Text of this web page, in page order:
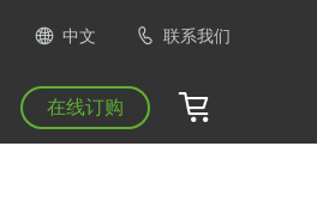
中文 联系我们
在线订购